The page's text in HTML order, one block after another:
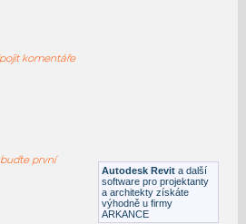
Autodesk Revit a další
software pro projektanty
a architekty získáte
výhodně u firmy
ARKANCE
komentáře
první